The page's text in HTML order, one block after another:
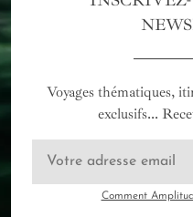
Voyages thématiques,
exclusifs...
Comment